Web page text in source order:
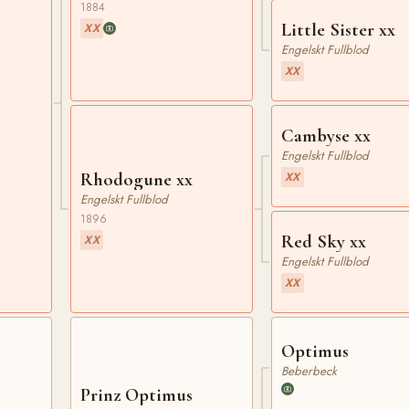
1884
XX
Rhodogune xx
Engelskt Fullblod
1896
XX
Prinz Optimus
Little Sister xx
Engelskt Fullblod
XX
Cambyse xx
Engelskt Fullblod
XX
Red Sky xx
Engelskt Fullblod
XX
Optimus
Beberbeck